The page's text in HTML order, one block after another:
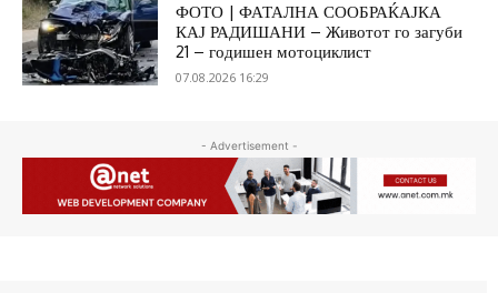
ФОТО | ФАТАЛНА СООБРАЌАЈКА
КАЈ РАДИШАНИ – Животот го загуби
21 – годишен мотоциклист
07.08.2026 16:29
- Advertisement -